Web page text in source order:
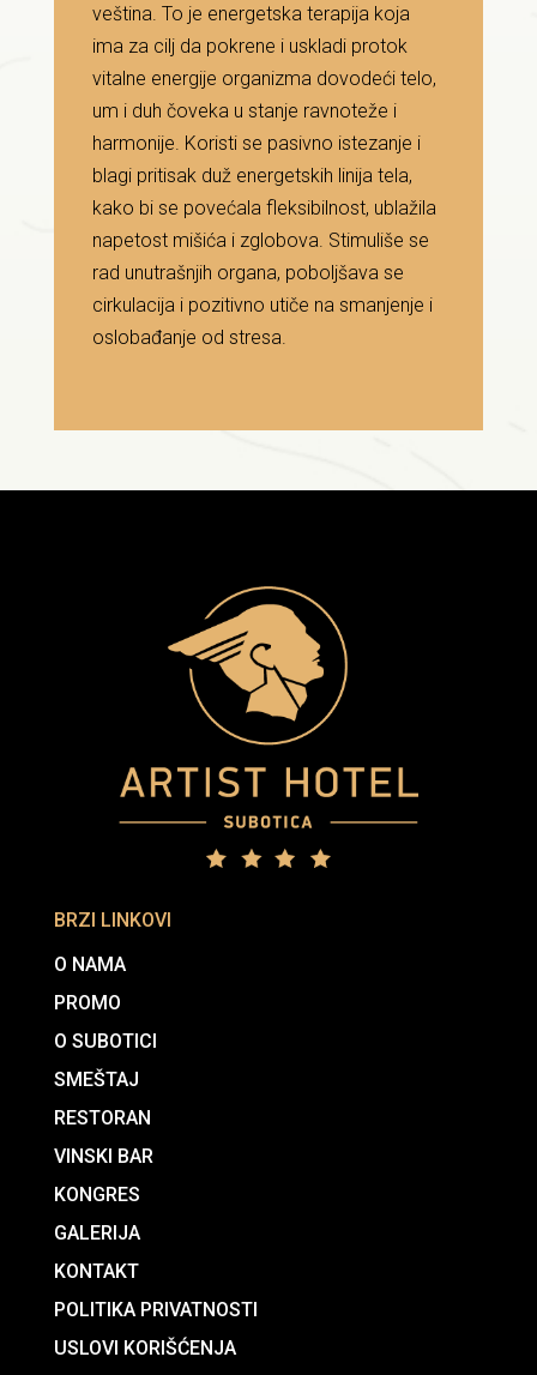
veština. To je energetska terapija koja
ima za cilj da pokrene i uskladi protok
vitalne energije organizma dovodeći telo,
um i duh čoveka u stanje ravnoteže i
harmonije. Koristi se pasivno istezanje i
blagi pritisak duž energetskih linija tela,
kako bi se povećala fleksibilnost, ublažila
napetost mišića i zglobova. Stimuliše se
rad unutrašnjih organa, poboljšava se
cirkulacija i pozitivno utiče na smanjenje i
oslobađanje od stresa.
BRZI LINKOVI
O NAMA
PROMO
O SUBOTICI
SMEŠTAJ
RESTORAN
VINSKI BAR
KONGRES
GALERIJA
KONTAKT
POLITIKA PRIVATNOSTI
USLOVI KORIŠĆENJA